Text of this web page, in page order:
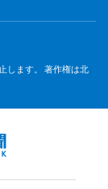
します。 著作権は北